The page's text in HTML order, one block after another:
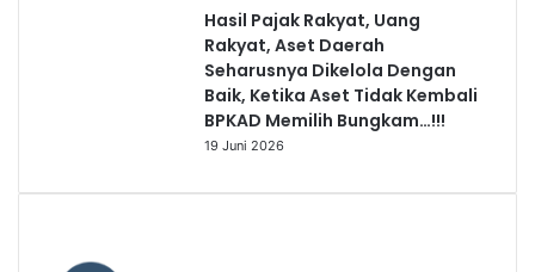
Hasil Pajak Rakyat, Uang
Rakyat, Aset Daerah
Seharusnya Dikelola Dengan
Baik, Ketika Aset Tidak Kembali
BPKAD Memilih Bungkam…!!!
19 Juni 2026